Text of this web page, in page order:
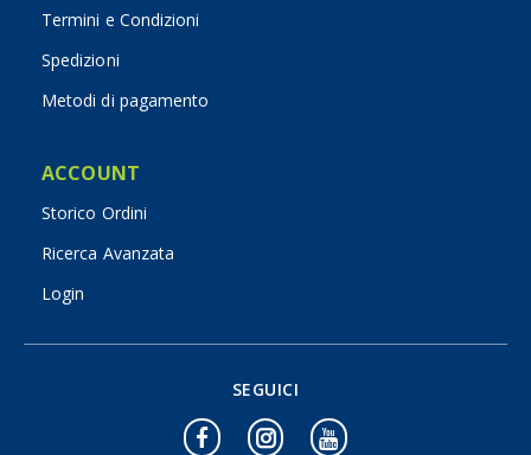
Termini e Condizioni
Spedizioni
Metodi di pagamento
ACCOUNT
Storico Ordini
Ricerca Avanzata
Login
SEGUICI